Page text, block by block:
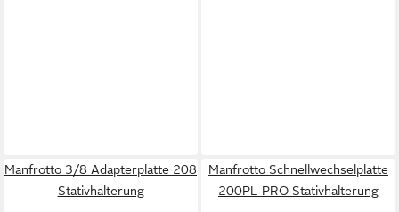
Manfrotto 3/8 Adapterplatte 208
Stativhalterung
Manfrotto Schnellwechselplatte
200PL-PRO Stativhalterung